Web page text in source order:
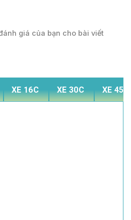
giá của bạn cho bài viết
XE 16C XE 30C XE 45C